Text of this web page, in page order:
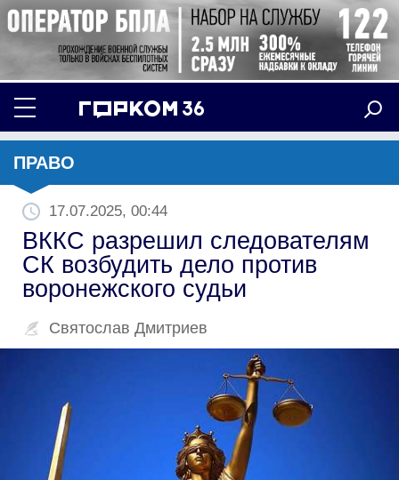
ПРАВО
17.07.2025, 00:44
ВККС разрешил следователям
СК возбудить дело против
воронежского судьи
Святослав Дмитриев